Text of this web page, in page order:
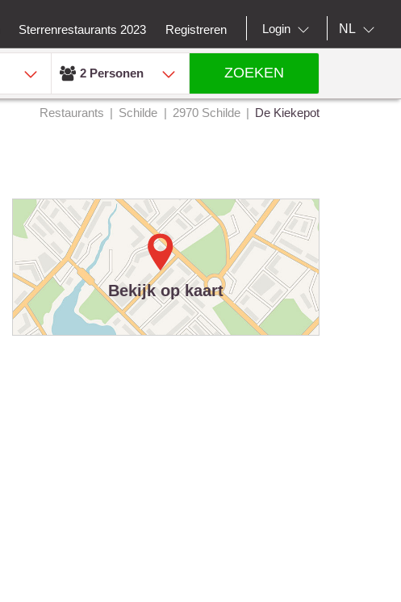
Sterrenrestaurants 2023 Registreren Login NL
2 Personen ZOEKEN
Restaurants Schilde 2970 Schilde De Kiekepot
Bekijk op kaart